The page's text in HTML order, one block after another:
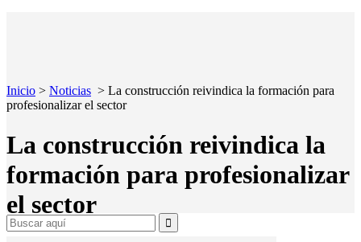
Inicio > Noticias > La construcción reivindica la formación para
profesionalizar el sector
La construcción reivindica la
formación para profesionalizar
el sector
Search
for: